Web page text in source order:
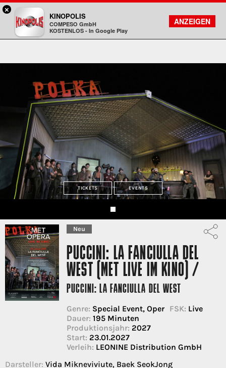
Kinopolis
FILMSUCHE
KONTO
TICKETS EVENTS
Neu
PUCCINI: LA FANCIULLA DEL
WEST (MET LIVE IM KINO) /
PUCCINI: LA FANCIULLA DEL WEST
Genre: Special Event, Oper FSK: Live
Dauer: 195 Minuten
Produktionsjahr: 2027
Start: 23.01.2027
Verleih: LEONINE Distribution GmbH
Darsteller: Vida Mikneviviute, Baek SeokJong
×
KINOPOLIS
COMPESO GmbH
KOSTENLOS - In Google Play
ANZEIGEN